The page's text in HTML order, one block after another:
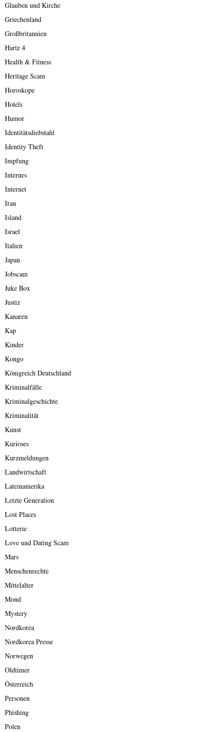
Glauben und Kirche
Griechenland
Großbritannien
Hartz 4
Health & Fitness
Heritage Scam
Horoskope
Hotels
Humor
Identitätsdiebstahl
Identity Theft
Impfung
Internes
Internet
Iran
Island
Israel
Italien
Japan
Jobscam
Juke Box
Justiz
Kanaren
Kap
Kinder
Kongo
Königreich Deutschland
Kriminalfälle
Kriminalgeschichte
Kriminalität
Kunst
Kurioses
Kurzmeldungen
Landwirtschaft
Lateinamerika
Letzte Generation
Lost Places
Lotterie
Love und Dating Scam
Mars
Menschenrechte
Mittelalter
Mond
Mystery
Nordkorea
Nordkorea Presse
Norwegen
Oldtimer
Österreich
Personen
Phishing
Polen